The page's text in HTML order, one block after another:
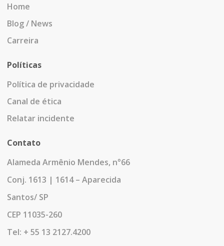
Home
Blog / News
Carreira
Políticas
Política de privacidade
Canal de ética
Relatar incidente
Contato
Alameda Armênio Mendes, n°66
Conj. 1613 | 1614 – Aparecida
Santos/ SP
CEP 11035-260
Tel: + 55 13 2127.4200